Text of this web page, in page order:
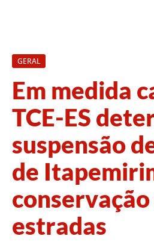
GERAL
Em medida
TCE-ES
suspensão
de
conservação
estradas